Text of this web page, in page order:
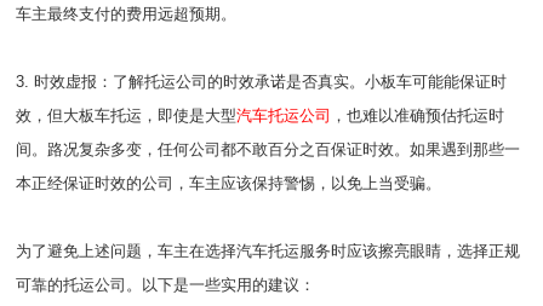
车主最终支付的费用远超预期。
3. 时效虚报：了解托运公司的时效承诺是否真实。小板车可能能保证时
效，但大板车托运，即使是大型汽车托运公司 ，也难以准确预估托运时
间。路况复杂多变，任何公司都不敢百分之百保证时效。如果遇到那些一
本正经保证时效的公司，车主应该保持警惕，以免上当受骗。
为了避免上述问题，车主在选择汽车托运服务时应该擦亮眼睛，选择正规
可靠的托运公司。以下是一些实用的建议：